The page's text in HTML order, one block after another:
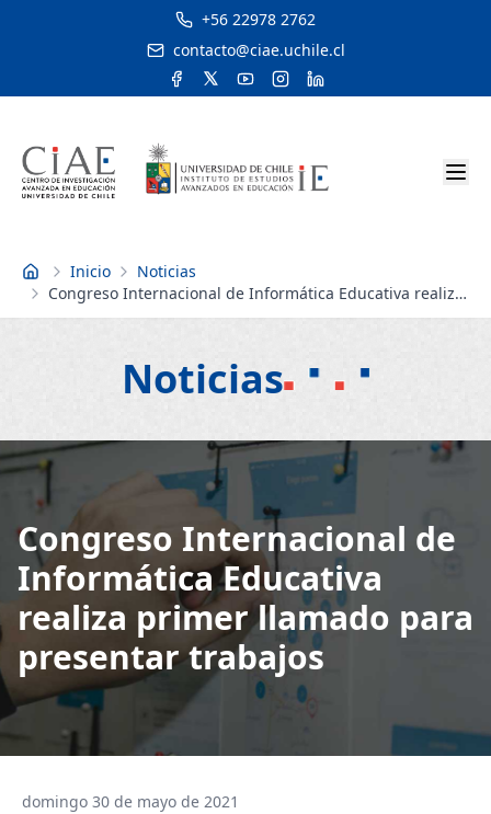
+56 22978 2762
contacto@ciae.uchile.cl
Inicio Inicio
Noticias
Congreso Internacional de Informática Educativa realiza
primer llamado para presentar trabajos
Noticias
Congreso Internacional de
Informática Educativa
realiza primer llamado para
presentar trabajos
domingo 30 de mayo de 2021